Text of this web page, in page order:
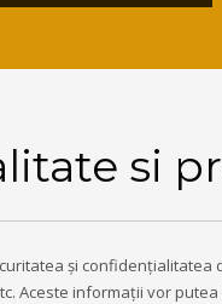
si
și
Aceste informații vor